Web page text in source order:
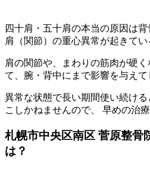
四十肩・五十肩の本当の原因は
肩（関節）の重心異常が起きてい
肩の関節や、まわりの筋肉が硬
て、腕・背中にまで影響を与えて
異常な状態で長い期間使い続け
こしかねませんので、 早めの治
札幌市中央区南区 菅原整骨
は？